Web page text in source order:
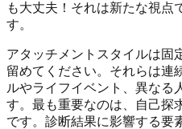
も大丈夫！それは新たな視点
す。
アタッチメントスタイルは固
留めてください。それらは連
ルやライフイベント、異なる
す。最も重要なのは、自己探
です。診断結果に影響する要